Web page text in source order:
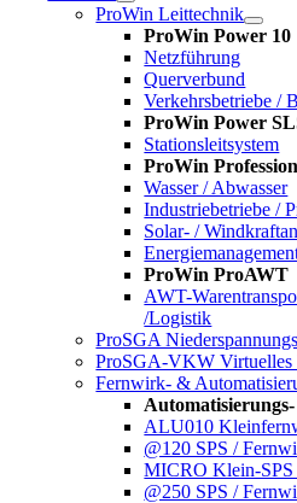
ProWin Leittechnik
ProWin Power 10
Netzführung
Querverbund
Verkehrsbetriebe /
ProWin Power
Stationsleitsystem
ProWin
Wasser / Abwasser
Industriebetriebe /
Solar- /
ProWin ProAWT
AWT-
/Logistik
ProSGA
ProSGA-VKW
Fernwirk- &
ALU010
@120 SPS /
MICRO Klein-SPS
@250 SPS /